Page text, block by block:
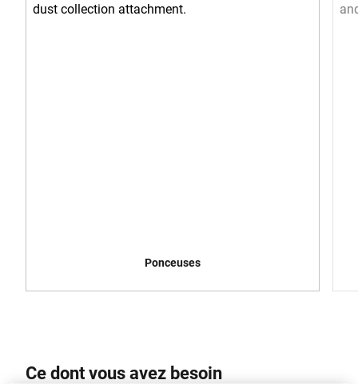
Ponceuses
Ce dont vous avez besoin